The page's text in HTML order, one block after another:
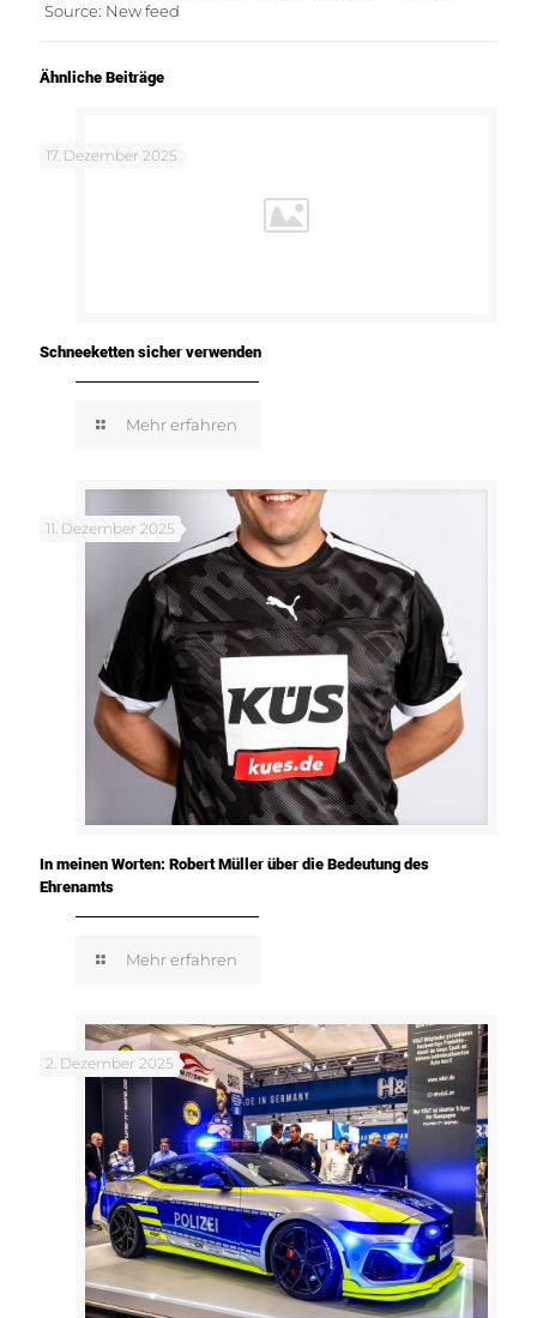
Source: New feed
Ähnliche Beiträge
17. Dezember 2025
Schneeketten sicher verwenden
Mehr erfahren
11. Dezember 2025
In meinen Worten: Robert Müller über die Bedeutung des
Ehrenamts
Mehr erfahren
2. Dezember 2025